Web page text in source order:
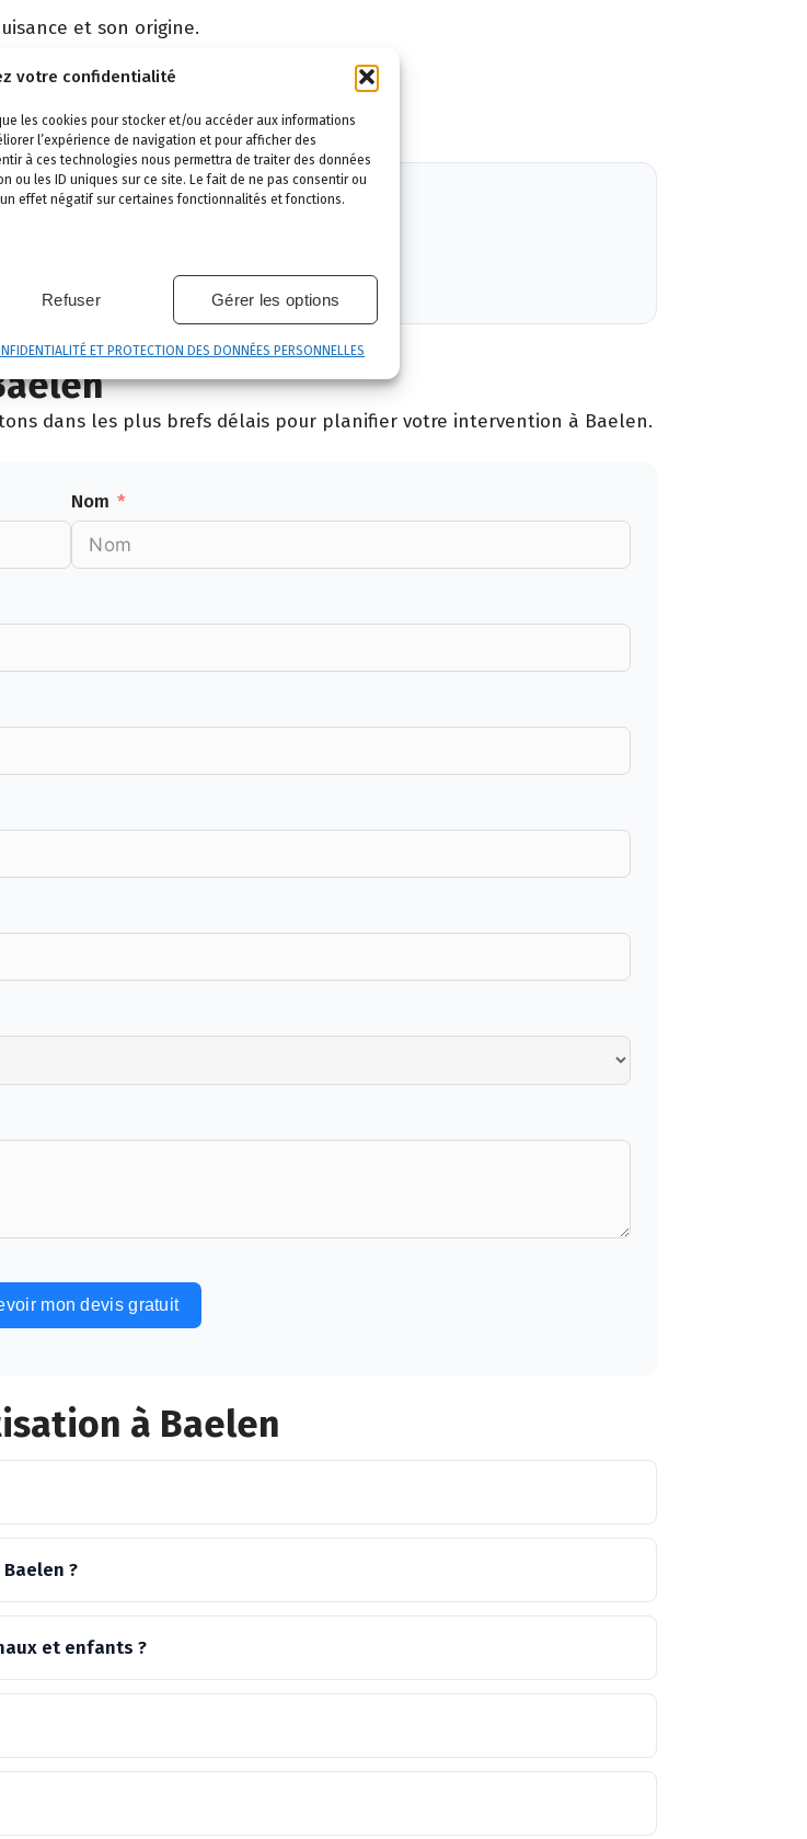
votre confidentialité
les cookies pour stocker et/ou accéder aux informations
l’expérience de navigation et pour afficher des
à ces technologies nous permettra de traiter des données
ou les ID uniques sur ce site. Le fait de ne pas consentir ou
effet négatif sur certaines fonctionnalités et fonctions.
Refuser Gérer les options
ET PROTECTION DES DONNÉES PERSONNELLES
et son origine.
sécurité maximale, discrétion garantie.
dans les plus brefs délais pour planifier votre intervention à Baelen.
Nom
mon devis gratuit
à Baelen
?
et enfants ?